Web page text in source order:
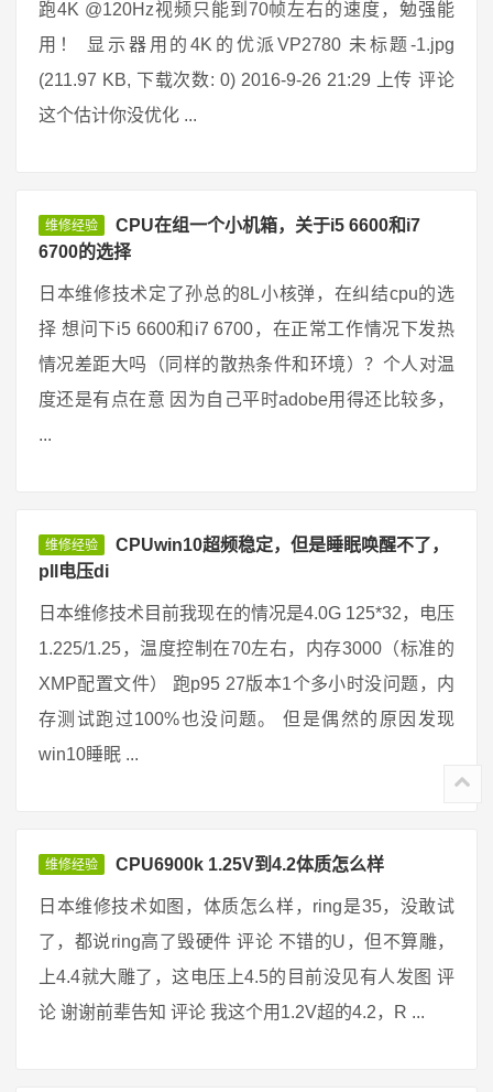
跑4K @120Hz视频只能到70帧左右的速度，勉强能
用！ 显示器用的4K的优派VP2780 未标题-1.jpg
(211.97 KB, 下载次数: 0) 2016-9-26 21:29 上传 评论
这个估计你没优化 ...
维修经验
CPU在组一个小机箱，关于i5 6600和i7
6700的选择
日本维修技术定了孙总的8L小核弹，在纠结cpu的选
择 想问下i5 6600和i7 6700，在正常工作情况下发热
情况差距大吗（同样的散热条件和环境）？个人对温
度还是有点在意 因为自己平时adobe用得还比较多，
...
维修经验
CPUwin10超频稳定，但是睡眠唤醒不了，
pll电压di
日本维修技术目前我现在的情况是4.0G 125*32，电压
1.225/1.25，温度控制在70左右，内存3000（标准的
XMP配置文件） 跑p95 27版本1个多小时没问题，内
存测试跑过100%也没问题。 但是偶然的原因发现
win10睡眠 ...
维修经验 CPU6900k 1.25V到4.2体质怎么样
日本维修技术如图，体质怎么样，ring是35，没敢试
了，都说ring高了毁硬件 评论 不错的U，但不算雕，
上4.4就大雕了，这电压上4.5的目前没见有人发图 评
论 谢谢前辈告知 评论 我这个用1.2V超的4.2，R ...